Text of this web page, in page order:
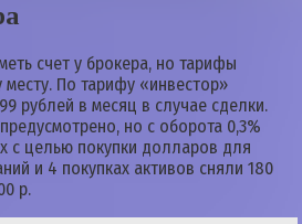
счет у брокера, но тарифы
месту. По тарифу «инвестор»
рублей в месяц в случае сделки.
но с оборота 0,3%
с целью покупки долларов для
и 4 покупках активов сняли 180
р.